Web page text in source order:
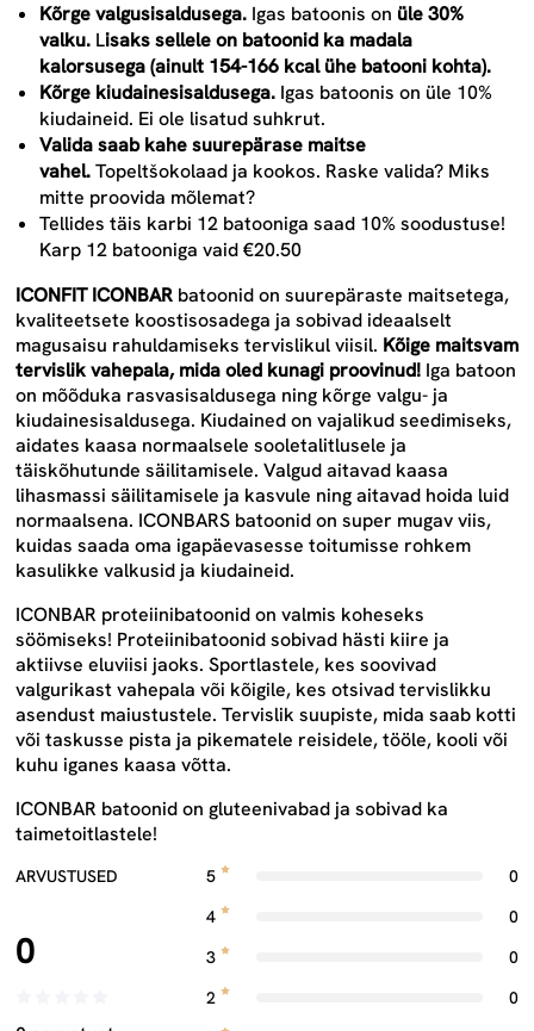
Kõrge valgusisaldusega. Igas batoonis on üle 30%
valku. Lisaks sellele on batoonid ka madala
kalorsusega (ainult 154-166 kcal ühe batooni kohta).
Kõrge kiudainesisaldusega. Igas batoonis on üle 10%
kiudaineid. Ei ole lisatud suhkrut.
Valida saab kahe suurepärase maitse
vahel.Topeltšokolaad ja kookos. Raske valida? Miks
mitte proovida mõlemat?
Tellides täis karbi 12 batooniga saad 10% soodustuse!
Karp 12 batooniga vaid €20.50
ICONFIT ICONBAR batoonidon suurepäraste maitsetega,
kvaliteetsete koostisosadega ja sobivad ideaalselt
magusaisu rahuldamiseks tervislikul viisil. Kõige maitsvam
tervislik vahepala, mida oled kunagi proovinud! Iga batoon
on mõõduka rasvasisaldusega ning kõrge valgu- ja
kiudainesisaldusega. Kiudained on vajalikud seedimiseks,
aidates kaasa normaalsele sooletalitlusele ja
täiskõhutunde säilitamisele. Valgud aitavad kaasa
lihasmassi säilitamisele ja kasvule ning aitavad hoida luid
normaalsena. ICONBARS batoonid on super mugav viis,
kuidas saada oma igapäevasesse toitumisse rohkem
kasulikke valkusid ja kiudaineid.
ICONBAR proteiinibatoonid on valmis koheseks
söömiseks! Proteiinibatoonid sobivad hästi kiire ja
aktiivse eluviisi jaoks. Sportlastele, kes soovivad
valgurikast vahepala või kõigile, kes otsivad tervislikku
asendust maiustustele. Tervislik suupiste, mida saab kotti
või taskusse pista ja pikematele reisidele, tööle, kooli või
kuhu iganes kaasa võtta.
ICONBAR batoonid on gluteenivabad ja sobivad ka
taimetoitlastele!
ARVUSTUSED
0
5
0
4
0
3
0
2
0